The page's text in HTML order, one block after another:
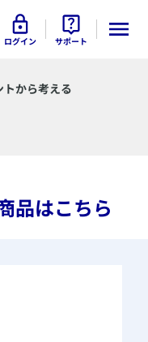
ログイン サポート
から考える
品はこちら